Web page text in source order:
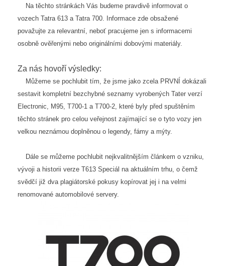
Na těchto stránkách Vás budeme pravdivě informovat o
vozech Tatra 613 a Tatra 700. Informace zde obsažené
považujte za relevantní, neboť pracujeme jen s informacemi
osobně ověřenými nebo originálními dobovými materiály.
Za nás hovoří výsledky:
Můžeme se pochlubit tím, že jsme jako zcela PRVNÍ dokázali
sestavit kompletní bezchybné seznamy vyrobených Tater verzí
Electronic, M95, T700-1 a T700-2, které byly před spuštěním
těchto stránek pro celou veřejnost zajímající se o tyto vozy jen
velkou neznámou doplněnou o legendy, fámy a mýty.
Dále se můžeme pochlubit nejkvalitnějším článkem o vzniku,
vývoji a historii verze T613 Speciál na aktuálním trhu, o čemž
svědčí již dva plagiátorské pokusy kopírovat jej i na velmi
renomované automobilové servery.